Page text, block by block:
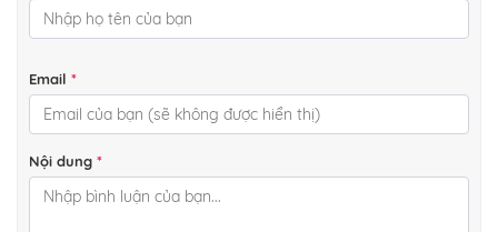
Email *
Nội dung *